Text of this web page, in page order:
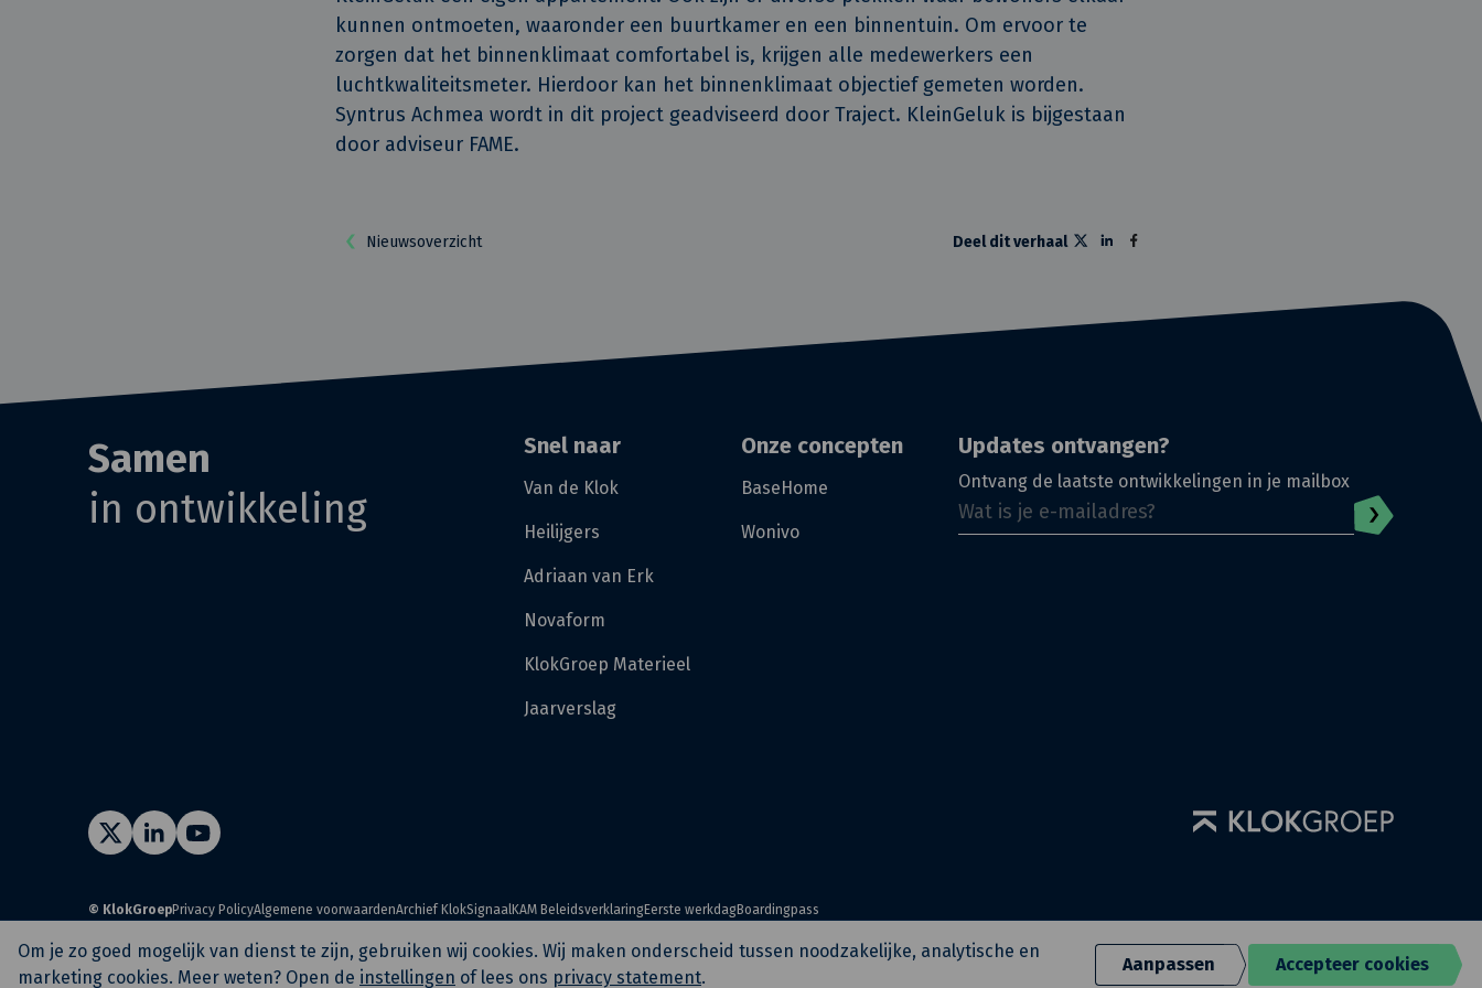
kunnen ontmoeten, waaronder een buurtkamer en een binnentuin. Om ervoor te
zorgen dat het binnenklimaat comfortabel is, krijgen alle medewerkers een
luchtkwaliteitsmeter. Hierdoor kan het binnenklimaat objectief gemeten worden.
Syntrus Achmea wordt in dit project geadviseerd door Traject. KleinGeluk is bijgestaan
door adviseur FAME.
Nieuwsoverzicht Deel dit verhaal
Samen
in ontwikkeling
Snel naar
Van de Klok
Heilijgers
Adriaan van Erk
Novaform
KlokGroep Materieel
Jaarverslag
Onze concepten
BaseHome
Wonivo
Updates ontvangen?
Ontvang de laatste ontwikkelingen in je mailbox
© KlokGroepPrivacy PolicyAlgemene voorwaardenArchief KlokSignaalKAM BeleidsverklaringEerste werkdagBoardingpass
Om je zo goed mogelijk van dienst te zijn, gebruiken wij cookies. Wij maken onderscheid tussen noodzakelijke, analytische en
marketing cookies. Meer weten? Open de instellingen of lees ons privacy statement.
Aanpassen Accepteer cookies